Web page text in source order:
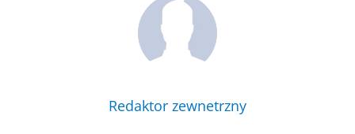
Redaktor zewnetrzny